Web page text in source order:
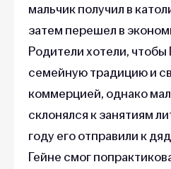
мальчик получил в
затем перешел в
Родители хотели,
семейную традицию и
коммерцией, однако
склонялся к занятиям
году его отправили к
Гейне смог